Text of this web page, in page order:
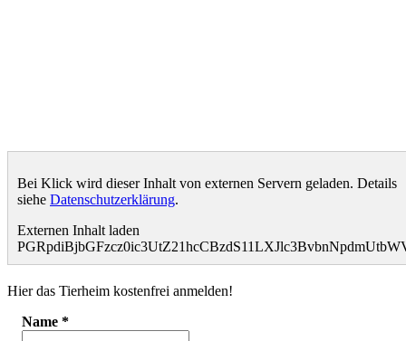
Bei Klick wird dieser Inhalt von externen Servern geladen. Details
siehe Datenschutzerklärung.
Externen Inhalt laden
Hier das Tierheim kostenfrei anmelden!
Name *